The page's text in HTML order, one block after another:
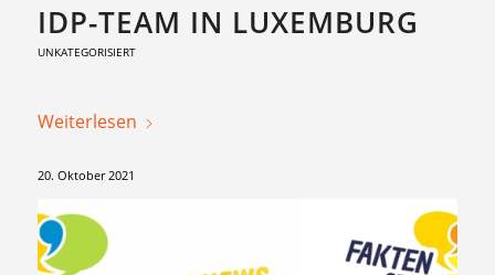
IDP-TEAM IN LUXEMBURG
UNKATEGORISIERT
Weiterlesen
20. Oktober 2021